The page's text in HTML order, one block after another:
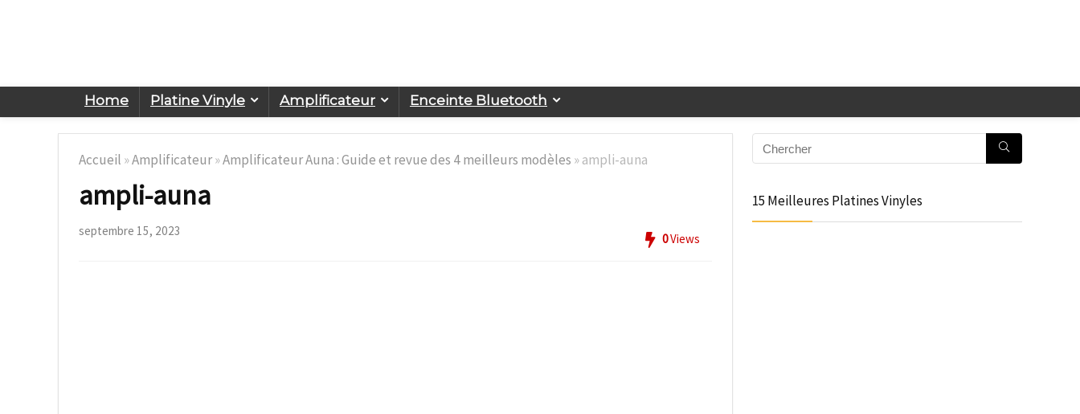
Home Platine Vinyle Amplificateur Enceinte Bluetooth
Accueil »Amplificateur»Amplificateur Auna : Guide et revue des 4 meilleurs modèles »ampli-auna
ampli-auna
septembre 15, 2023
0Views
15 Meilleures Platines Vinyles